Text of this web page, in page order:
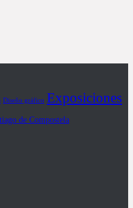
Diseño gráfico Exposiciones
de Compostela